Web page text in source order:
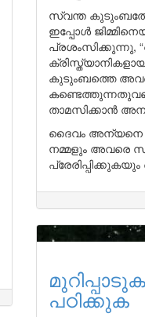
സ്വന്ത
ഇപ്പോൾ
കുടുംബത്തെ
താമസിക്കാൻ
ദൈവം അന്യനെ
നമ്മളും അവരെ
പഠിക്കുക